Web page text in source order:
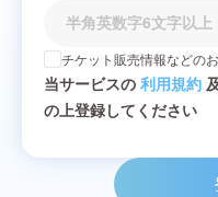
チケット販売情報などの
当サービスの 利用規約
の上登録してください